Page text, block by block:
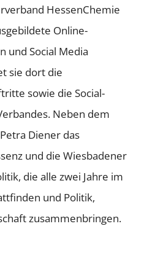
HessenChemie
Online-
und Social Media
sie dort die
sowie die Social-
Neben dem
Diener das
und die Wiesbadener
die alle zwei Jahre im
und Politik,
zusammenbringen.